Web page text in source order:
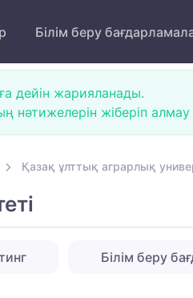
Білім беру
дейін жарияланады.
нәтижелерін жіберіп алмау
Қазақ ұлттық аграрлық
Білім беру